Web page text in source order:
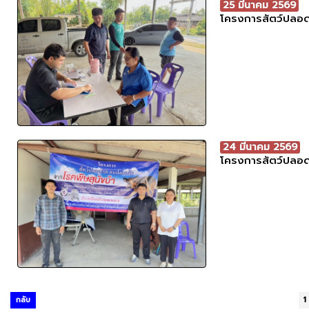
25 มีนาคม 2569
โครงการสัตว์ปลอ
24 มีนาคม 2569
โครงการสัตว์ปลอ
กลับ 1